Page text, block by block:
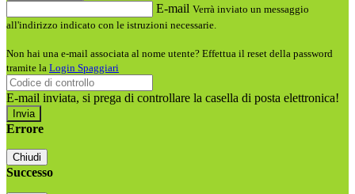
E-mail Verrà inviato un messaggio
all'indirizzo indicato con le istruzioni necessarie.
Non hai una e-mail associata al nome utente? Effettua il reset della password
tramite la Login Spaggiari
E-mail inviata, si prega di controllare la casella di posta elettronica!
Errore
Chiudi
Successo